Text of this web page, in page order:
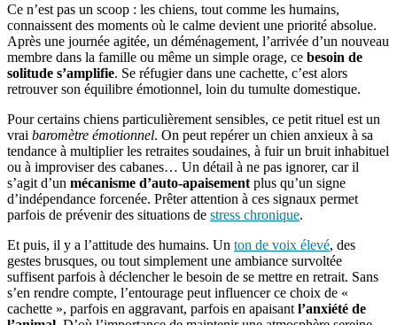
Ce n’est pas un scoop : les chiens, tout comme les humains,
connaissent des moments où le calme devient une priorité absolue.
Après une journée agitée, un déménagement, l’arrivée d’un nouveau
membre dans la famille ou même un simple orage, ce besoin de
solitude s’amplifie. Se réfugier dans une cachette, c’est alors
retrouver son équilibre émotionnel, loin du tumulte domestique.
Pour certains chiens particulièrement sensibles, ce petit rituel est un
vrai baromètre émotionnel. On peut repérer un chien anxieux à sa
tendance à multiplier les retraites soudaines, à fuir un bruit inhabituel
ou à improviser des cabanes… Un détail à ne pas ignorer, car il
s’agit d’un mécanisme d’auto-apaisement plus qu’un signe
d’indépendance forcenée. Prêter attention à ces signaux permet
parfois de prévenir des situations de stress chronique.
Et puis, il y a l’attitude des humains. Un ton de voix élevé, des
gestes brusques, ou tout simplement une ambiance survoltée
suffisent parfois à déclencher le besoin de se mettre en retrait. Sans
s’en rendre compte, l’entourage peut influencer ce choix de «
cachette », parfois en aggravant, parfois en apaisant l’anxiété de